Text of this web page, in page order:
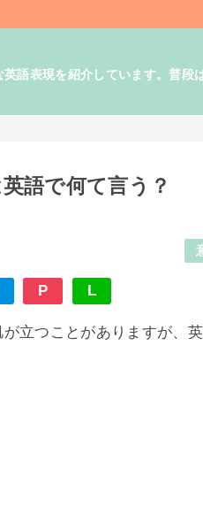
語表現を紹介しています。普
語で何て言う？
P L
立つことがありますが、